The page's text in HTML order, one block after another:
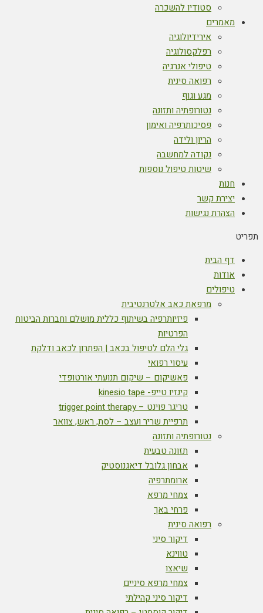
סטודיו להשכרה
מאמרים
אירידיולוגיה
רפלקסולוגיה
טיפולי אנרגיה
רפואה סינית
מגע וגוף
נטורופתיה ותזונה
פסיכותרפיה ואימון
הריון ולידה
נקודה למחשבה
שיטות טיפול נוספות
חנות
יצירת קשר
הצהרת נגישות
תפריט
דף הבית
אודות
טיפולים
מרפאת כאב אלטרנטיבית
פיזיותרפיה בשיתוף כללית מושלם וחברות הביטוח
הפרטיות
גלי הלם לטיפול בכאב | הפתרון לכאב ודלקת
עיסוי רפואי
פאשיקום – שיקום תנועתי אורטופדי
קינזיו טייפ- kinesio tape
טריגר פוינט – trigger point therapy
תרפיית שריר ועצב – לסת, ראש, צוואר
נטורופתיה ותזונה
תזונה טבעית
אבחון גלובל דיאגנוסטיק
ארומתרפיה
צמחי מרפא
פרחי באך
רפואה סינית
דיקור סיני
טווינא
שיאצו
צמחי מרפא סיניים
דיקור סיני קהילתי